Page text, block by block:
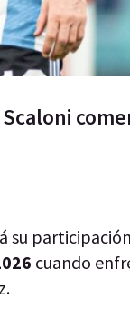
su
cuando